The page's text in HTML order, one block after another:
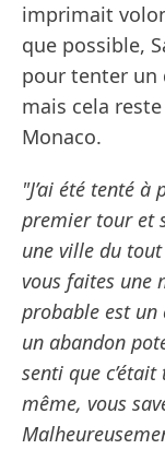
imprimait
que possible,
pour tenter un
mais cela
Monaco.
"J’ai été tenté
premier tour et
une ville du
vous faites une
probable est un
un abandon
senti que
même, vous